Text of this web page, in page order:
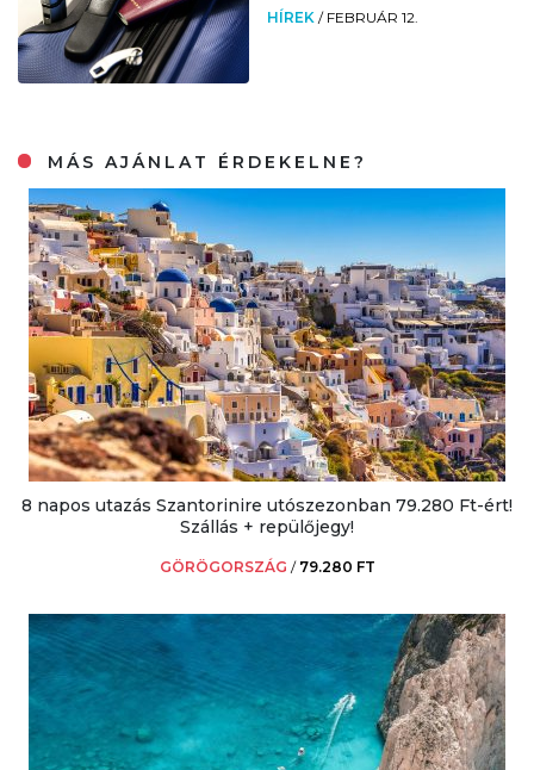
HÍREK / FEBRUÁR 12.
MÁS AJÁNLAT ÉRDEKELNE?
8 napos utazás Szantorinire utószezonban 79.280 Ft-ért!
Szállás + repülőjegy!
GÖRÖGORSZÁG / 79.280 FT